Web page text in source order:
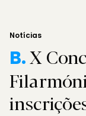
Notícias
B.X